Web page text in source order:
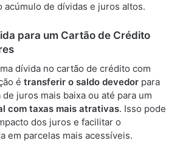
acúmulo de dívidas e juros altos.
para um Cartão de Crédito
dívida no cartão de crédito com
é transferir o saldo devedor para
juros mais baixa ou até para um
com taxas mais atrativas. Isso pode
dos juros e facilitar o
em parcelas mais acessíveis.